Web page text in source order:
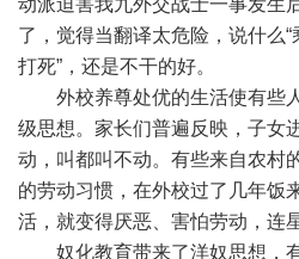
动派迫害我九外交战士一事发生
了，觉得当翻译太危险，说什么
打死”，还是不干的好。
外校养尊处优的生活使有些
级思想。家长们普遍反映，子女
动，叫都叫不动。有些来自农村
的劳动习惯，在外校过了几年饭
活，就变得厌恶、害怕劳动，连
奴化教育带来了洋奴思想，